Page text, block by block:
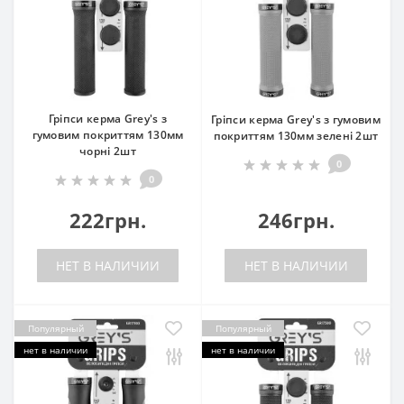
Гріпси керма Grey's з
гумовим покриттям 130мм
чорні 2шт
0
222грн.
НЕТ В НАЛИЧИИ
Гріпси керма Grey's з гумовим
покриттям 130мм зелені 2шт
0
246грн.
НЕТ В НАЛИЧИИ
Популярный
нет в наличии
Популярный
нет в наличии